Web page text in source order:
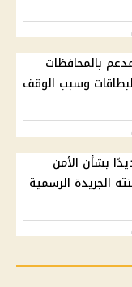
بالمحافظات
وسبب الوقف
بشأن الأمن
الجريدة الرسمية